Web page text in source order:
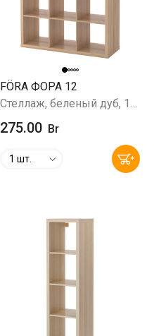
FÖRA ФОРА 12
Стеллаж, беленый дуб, 112x147х38 см
275.00 Br
1 шт.